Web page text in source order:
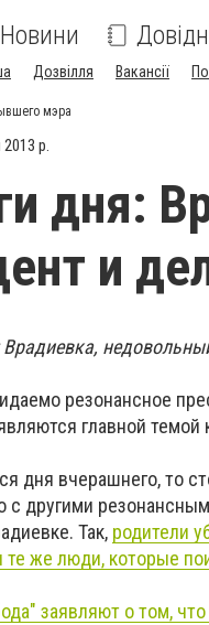
Новини
Дозвілля Вакансії
мэра
р.
дня:
и
резонансное
главной
дня вчерашнего, то
с другими
Так, родители
те же люди, которые
заявляют о том,